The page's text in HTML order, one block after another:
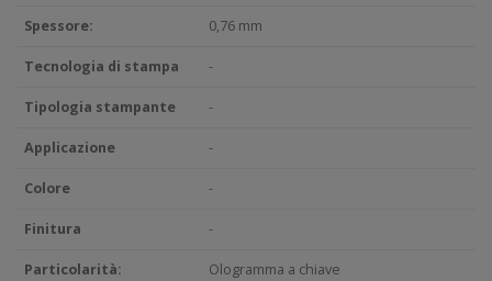
Spessore: 0,76 mm
Tecnologia di stampa -
Tipologia stampante -
Applicazione -
Colore -
Finitura -
Particolarità: Ologramma a chiave